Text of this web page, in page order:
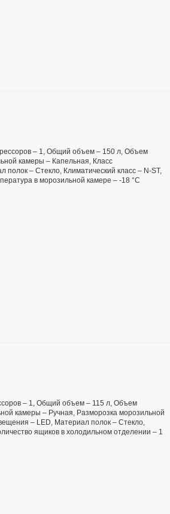
– 1, Общий объем – 150 л, Объем
камеры – Капельная, Класс
– Стекло, Климатический класс – N-ST,
в морозильной камере – -18 °C
– 1, Общий объем – 115 л, Объем
камеры – Ручная, Разморозка морозильной
– LED, Материал полок – Стекло,
ящиков в холодильном отделении – 1